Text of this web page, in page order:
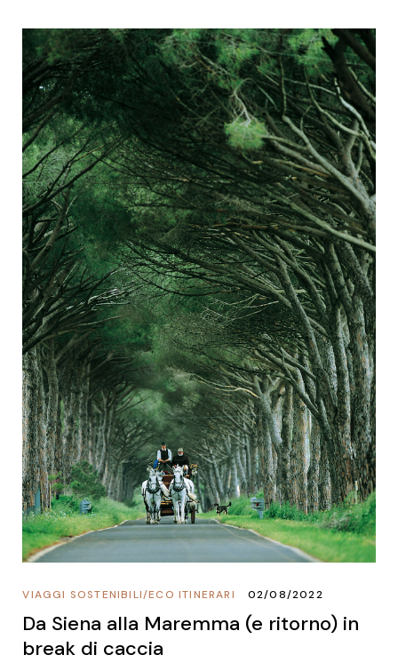
ECO ITINERARI
/
VIAGGI SOSTENIBILI 02/08/2022
Da Siena alla Maremma (e ritorno) in
break di caccia